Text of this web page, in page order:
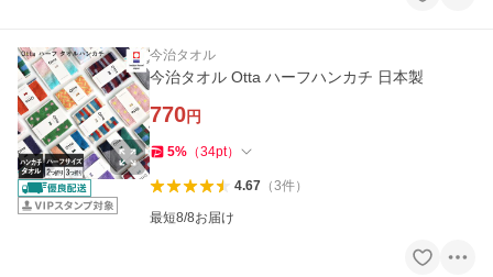
今治タオル
今治タオル Otta ハーフハンカチ 日本製
770円
5% （34pt）
4.67（3件）
最短8/8お届け